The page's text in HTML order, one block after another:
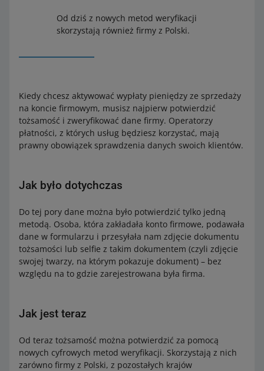
Od dziś z nowych metod weryfikacji
skorzystają również firmy z Polski.
Kiedy chcesz aktywować wypłaty pieniędzy ze sprzedaży
na koncie firmowym, musisz najpierw potwierdzić
tożsamość i zweryfikować dane firmy. Operatorzy
płatności, z których usług będziesz korzystać, mają
prawny obowiązek sprawdzenia danych swoich klientów.
Jak było dotychczas
Do tej pory dane można było potwierdzić tylko jedną
metodą. Osoba, która zakładała konto firmowe, podawała
dane w formularzu i przesyłała nam zdjęcie dokumentu
tożsamości lub selfie z takim dokumentem (czyli zdjęcie
swojej twarzy, na którym pokazuje dokument) – bez
względu na to gdzie zarejestrowana była firma.
Jak jest teraz
Od teraz tożsamość można potwierdzić za pomocą
nowych cyfrowych metod weryfikacji. Skorzystają z nich
zarówno firmy z Polski, z pozostałych krajów